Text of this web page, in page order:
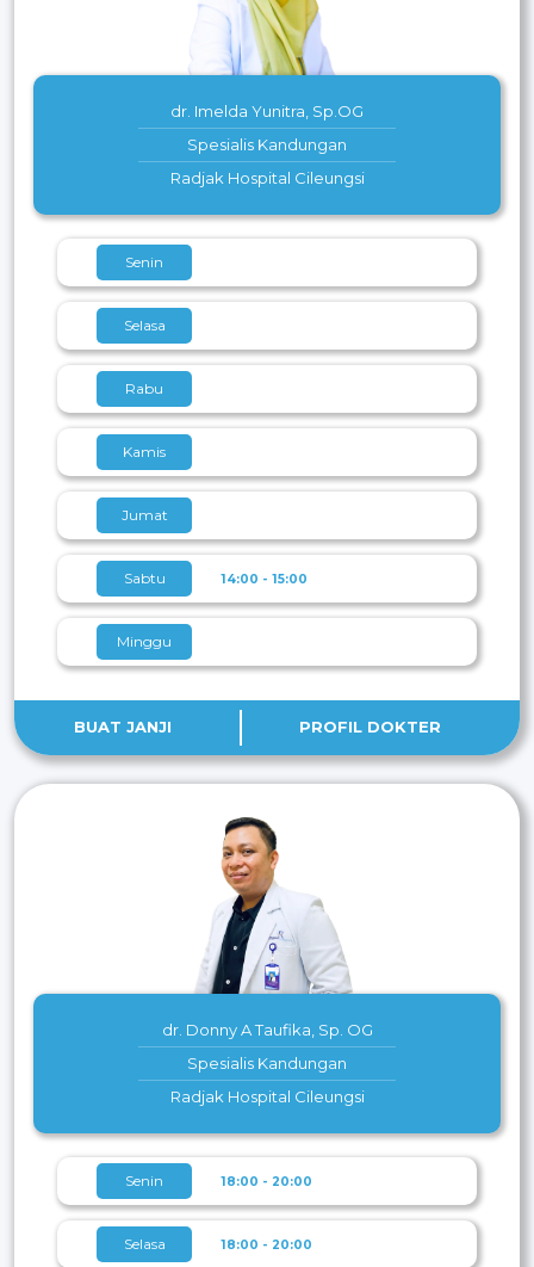
dr. Imelda Yunitra, Sp.OG
Spesialis Kandungan
Radjak Hospital Cileungsi
Senin
Selasa
Rabu
Kamis
Jumat
Sabtu 14:00 - 15:00
Minggu
BUAT JANJI PROFIL DOKTER
dr. Donny A Taufika, Sp. OG
Spesialis Kandungan
Radjak Hospital Cileungsi
Senin 18:00 - 20:00
Selasa 18:00 - 20:00